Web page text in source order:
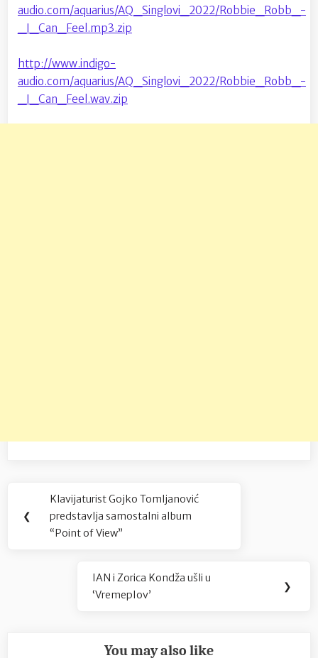
audio.com/aquarius/AQ_Singlovi_2022/Robbie_Robb_-
_I_Can_Feel.mp3.zip
http://www.indigo-
audio.com/aquarius/AQ_Singlovi_2022/Robbie_Robb_-
_I_Can_Feel.wav.zip
Navigacija
objava
❮
Previous
Post:
Klavijaturist Gojko Tomljanović
predstavlja samostalni album
“Point of View”
Next
Post:
IAN i Zorica Kondža ušli u
‘VremepIov’
❯
You may also like